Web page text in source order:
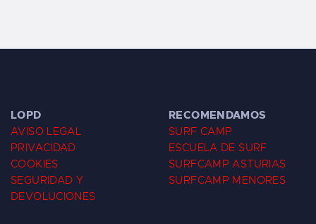
LOPD
AVISO LEGAL
PRIVACIDAD
COOKIES
SEGURIDAD Y
DEVOLUCIONES
RECOMENDAMOS
SURF CAMP
ESCUELA DE SURF
SURFCAMP ASTURIAS
SURFCAMP MENORES